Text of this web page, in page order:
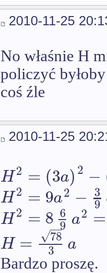
2010-11-25
No właśnie H
policzyć
coś źle
2010-11-25
H2 = (3a)2 −
H2 = 9a2 − 3
9
H2 = 8 6
9 a2 =
H = 78
√
3 a
Bardzo proszę.